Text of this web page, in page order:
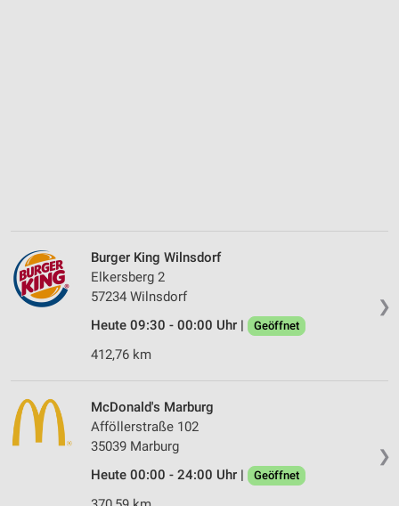
❯
Burger King Wilnsdorf
Elkersberg 2
57234 Wilnsdorf
Heute 09:30 - 00:00 Uhr |
Geöffnet
412,76 km
❯
McDonald's Marburg
Afföllerstraße 102
35039 Marburg
Heute 00:00 - 24:00 Uhr |
Geöffnet